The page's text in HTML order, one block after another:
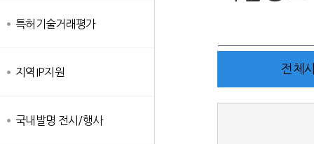
특허기술거래평가
지역IP지원
국내발명 전시/행사
전체